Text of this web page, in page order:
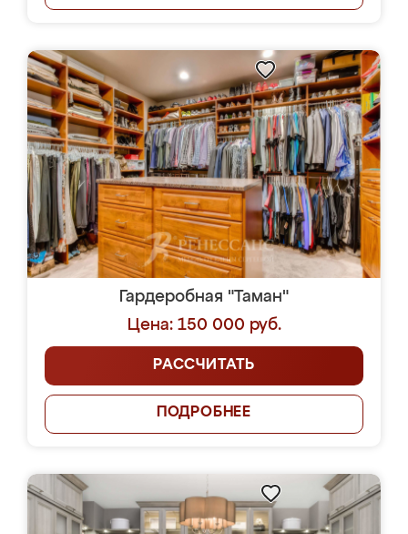
Гардеробная "Таман"
Цена: 150 000 руб.
РАССЧИТАТЬ
ПОДРОБНЕЕ